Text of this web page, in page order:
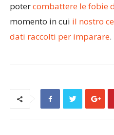
potercombattere le fobie
momento in cui il nostro
dati raccolti per imparare.